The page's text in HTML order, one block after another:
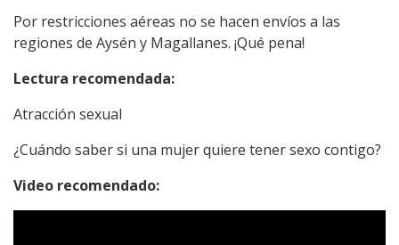
Por restricciones aéreas no se hacen envíos a las
regiones de Aysén y Magallanes. ¡Qué pena!
Lectura recomendada:
Atracción sexual
¿Cuándo saber si una mujer quiere tener sexo contigo?
Video recomendado: